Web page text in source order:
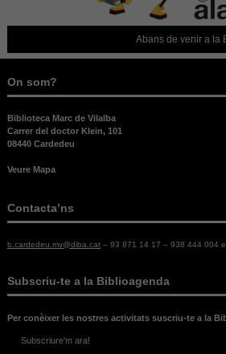
Abans de venir a la
On som?
Biblioteca Marc de Vilalba
Carrer del doctor Klein, 101
08440 Cardedeu
Veure Mapa
Contacta’ns
b.cardedeu.mv@diba.cat– 93 871 14 17 – 938 444 004
Subscriu-te a la Biblioagenda
Per conèixer les nostres activitats suscriu-te a la
Subscriure'm ara!